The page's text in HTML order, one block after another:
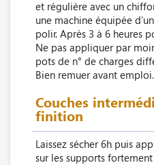
et régulière avec un
une machine équipée
polir. Après 3 à 6 heures
Ne pas appliquer par
pots de n° de charges
Bien remuer avant emploi.
Couches
finition
Laissez sécher 6h puis
sur les supports